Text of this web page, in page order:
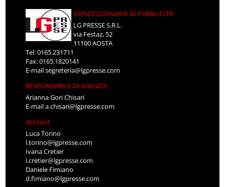
CONCESSIONARIA DI PUBBLICITÀ
LG PRESSE S.R.L.
via Festaz, 52
11100 AOSTA
Tel: 0165.231711
Fax: 0165.1820141
E-mailsegreteria@lgpresse.com
RESPONSABILE DI AGENZIA
Arianna Gori Chisari
E-maila.chisari@lgpresse.com
Account
Luca Torino
l.torino@lgpresse.com
Ivana Cretier
i.cretier@lgpresse.com
Daniele Fimiano
d.fimiano@lgpresse.com